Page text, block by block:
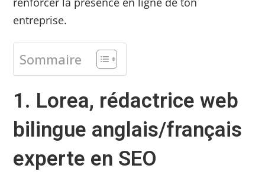
entreprise.
Sommaire
1. Lorea, rédactrice web
bilingue anglais/français
experte en SEO